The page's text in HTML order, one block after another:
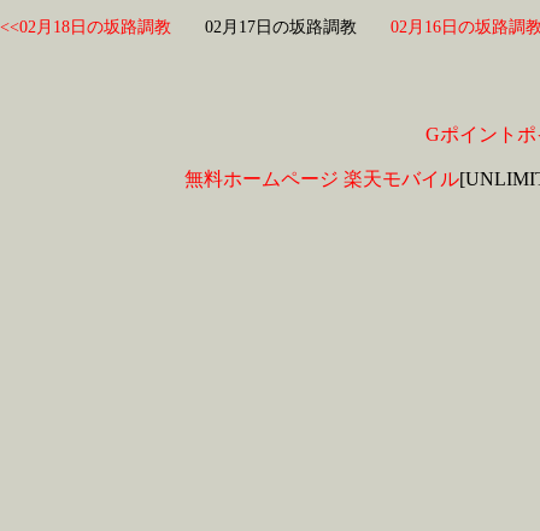
<<02月18日の坂路調教 02月17日の坂路調教 02月16日の坂路調
Gポイント
無料ホームページ 楽天モバイル